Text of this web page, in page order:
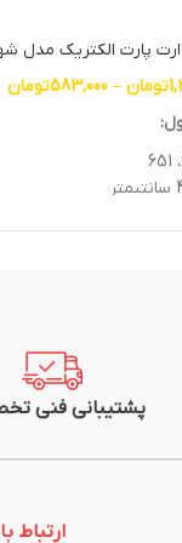
پارت الکتریک مدل
تومان –
583,000تومان
دارد
پشتیبانی فنی
ارتباط